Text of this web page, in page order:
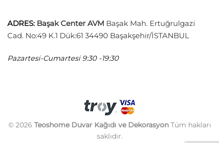
ADRES: Başak Center AVM Başak Mah. Ertuğrulgazi
Cad. No:49 K.1 Dük:61 34490 Başakşehir/İSTANBUL
Pazartesi-Cumartesi 9:30 -19:30
© 2026 Teoshome Duvar Kağıdı ve DekorasyonTüm hakları
saklıdır.